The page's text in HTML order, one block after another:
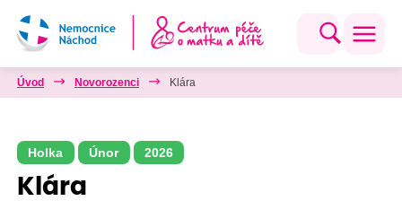
Úvod Novorozenci Klára
Holka Únor 2026
Klára